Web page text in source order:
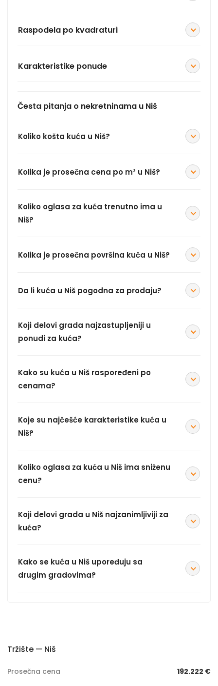
Raspodela po kvadraturi
Karakteristike ponude
Česta pitanja o nekretninama u Niš
Koliko košta kuća u Niš?
Kolika je prosečna cena po m² u Niš?
Koliko oglasa za kuća trenutno ima u
Niš?
Kolika je prosečna površina kuća u Niš?
Da li kuća u Niš pogodna za prodaju?
Koji delovi grada najzastupljeniji u
ponudi za kuća?
Kako su kuća u Niš raspoređeni po
cenama?
Koje su najčešće karakteristike kuća u
Niš?
Koliko oglasa za kuća u Niš ima sniženu
cenu?
Koji delovi grada u Niš najzanimljiviji za
kuća?
Kako se kuća u Niš upoređuju sa
drugim gradovima?
Tržište — Niš
Prosečna cena
192.222 €